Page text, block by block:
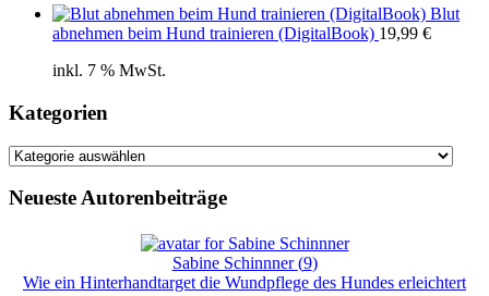
Blut
abnehmen beim Hund trainieren (DigitalBook) 19,99 €
inkl. 7 % MwSt.
Kategorien
Kategorien
Neueste Autorenbeiträge
Sabine Schinnner(9)
Wie ein Hinterhandtarget die Wundpflege des Hundes erleichtert